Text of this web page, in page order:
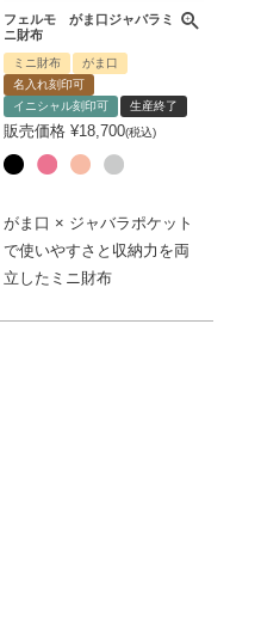
フェルモ がま口ジャバラミ
ニ財布
ミニ財布
がま口
名入れ刻印可
イニシャル刻印可
生産終了
販売価格 ¥18,700 税込
がま口 × ジャバラポケット
で使いやすさと収納力を両
立したミニ財布